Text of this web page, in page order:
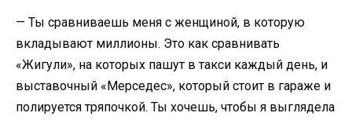
— Ты сравниваешь меня с женщиной, в которую
вкладывают миллионы. Это как сравнивать
«Жигули», на которых пашут в такси каждый день, и
выставочный «Мерседес», который стоит в гараже и
полируется тряпочкой. Ты хочешь, чтобы я выглядела